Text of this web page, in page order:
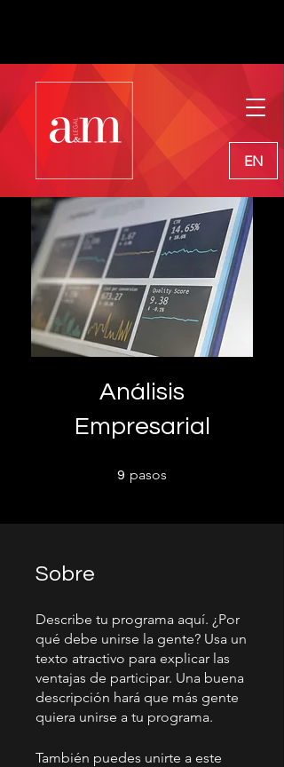
EN
Análisis
Empresarial
9 pasos
Sobre
Describe tu programa aquí. ¿Por
qué debe unirse la gente? Usa un
texto atractivo para explicar las
ventajas de participar. Una buena
descripción hará que más gente
quiera unirse a tu programa.
También puedes unirte a este